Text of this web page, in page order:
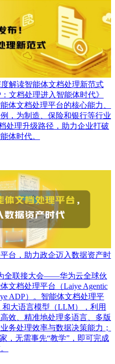
解读智能体文档处理新范式
文档处理进入智能体时代》
体文档处理平台的核心能力、
，为制造、保险和银行等行业
处理升级路径，助力企业打破
体时代。
台，助力政企迈入数据资产时
全联接大会——华为云全球伙
文档处理平台（Laiye Agentic
ADP）。智能体文档处理平
大语言模型（LLM），利用
效、精准地处理多语言、多版
务处理效率与数据决策能力；
，无需事先“教学”，即可完成